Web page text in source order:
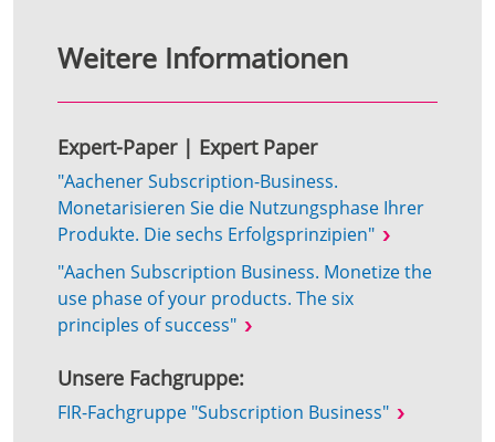
Weitere Informationen
Expert-Paper | Expert Paper
"Aachener Subscription-Business.
Monetarisieren Sie die Nutzungsphase Ihrer
Produkte. Die sechs Erfolgsprinzipien"
"Aachen Subscription Business. Monetize the
use phase of your products. The six
principles of success"
Unsere Fachgruppe:
FIR-Fachgruppe "Subscription Business"